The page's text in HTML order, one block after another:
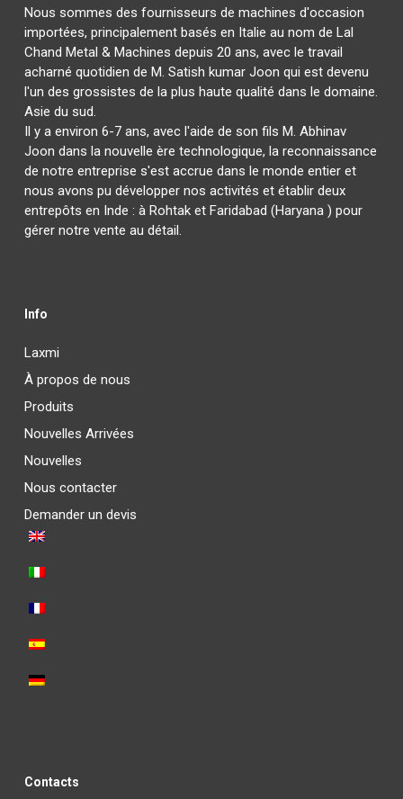
Nous sommes des fournisseurs de machines d'occasion
importées, principalement basés en Italie au nom de Lal
Chand Metal & Machines depuis 20 ans, avec le travail
acharné quotidien de M. Satish kumar Joon qui est devenu
l'un des grossistes de la plus haute qualité dans le domaine.
Asie du sud.
Il y a environ 6-7 ans, avec l'aide de son fils M. Abhinav
Joon dans la nouvelle ère technologique, la reconnaissance
de notre entreprise s'est accrue dans le monde entier et
nous avons pu développer nos activités et établir deux
entrepôts en Inde : à Rohtak et Faridabad (Haryana ) pour
gérer notre vente au détail.
Info
Laxmi
À propos de nous
Produits
Nouvelles Arrivées
Nouvelles
Nous contacter
Demander un devis
Contacts